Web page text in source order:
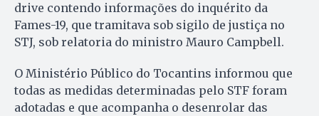
drive contendo informações do inquérito da
Fames-19, que tramitava sob sigilo de justiça no
STJ, sob relatoria do ministro Mauro Campbell.
O Ministério Público do Tocantins informou que
todas as medidas determinadas pelo STF foram
adotadas e que acompanha o desenrolar das